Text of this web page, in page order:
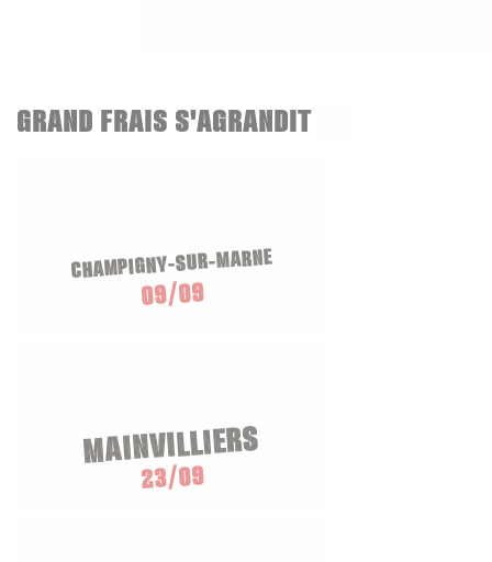
GRAND FRAIS S'AGRANDIT
CHAMPIGNY-SUR-MARNE
09/09
MAINVILLIERS
23/09